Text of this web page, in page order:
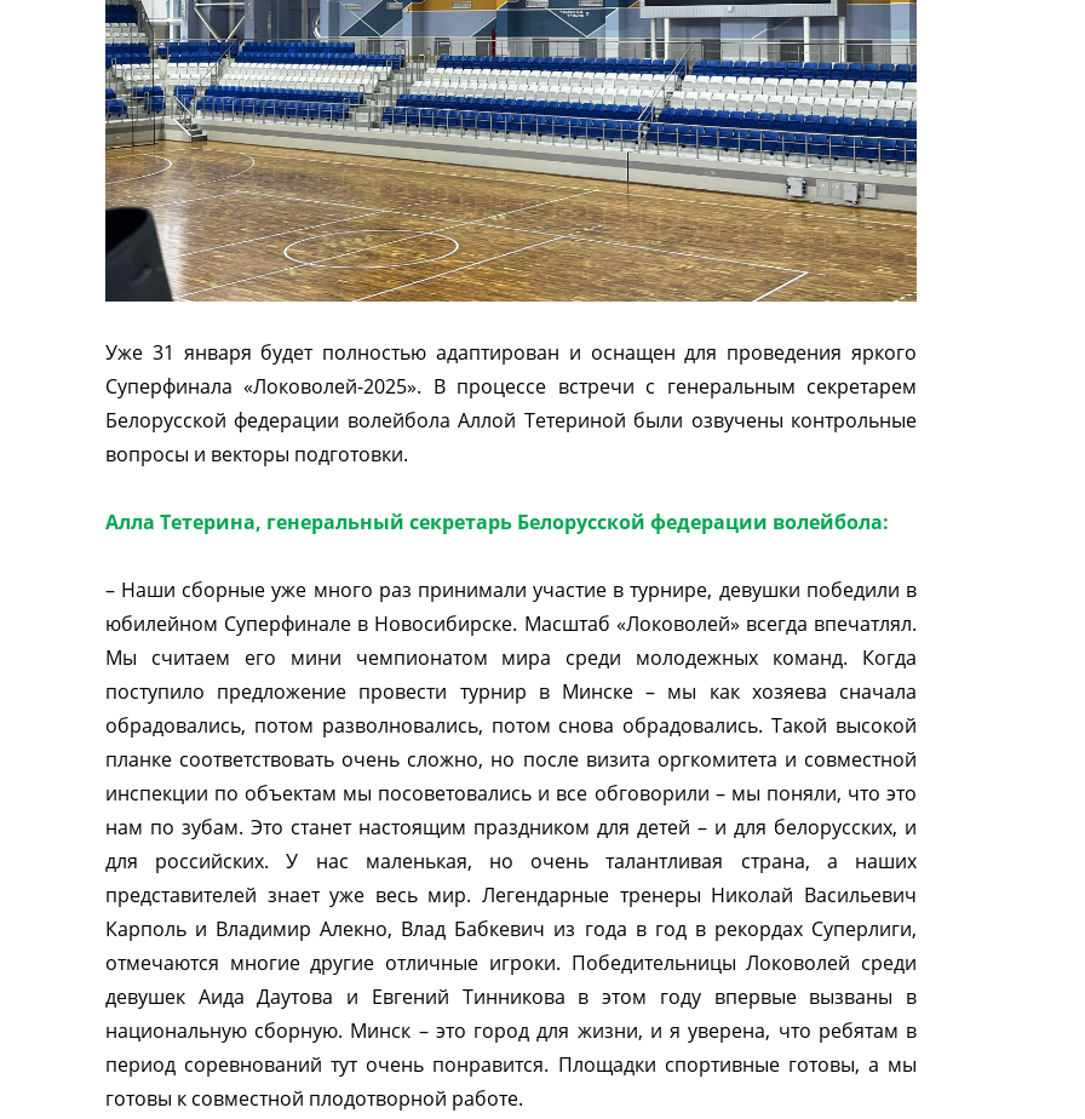
Уже 31 января будет полностью адаптирован и оснащен для проведения яркого
Суперфинала «Локоволей-2025». В процессе встречи с генеральным секретарем
Белорусской федерации волейбола Аллой Тетериной были озвучены контрольные
вопросы и векторы подготовки.
Алла Тетерина, генеральный секретарь Белорусской федерации волейбола:
– Наши сборные уже много раз принимали участие в турнире, девушки победили в
юбилейном Суперфинале в Новосибирске. Масштаб «Локоволей» всегда впечатлял.
Мы считаем его мини чемпионатом мира среди молодежных команд. Когда
поступило предложение провести турнир в Минске – мы как хозяева сначала
обрадовались, потом разволновались, потом снова обрадовались. Такой высокой
планке соответствовать очень сложно, но после визита оргкомитета и совместной
инспекции по объектам мы посоветовались и все обговорили – мы поняли, что это
нам по зубам. Это станет настоящим праздником для детей – и для белорусских, и
для российских. У нас маленькая, но очень талантливая страна, а наших
представителей знает уже весь мир. Легендарные тренеры Николай Васильевич
Карполь и Владимир Алекно, Влад Бабкевич из года в год в рекордах Суперлиги,
отмечаются многие другие отличные игроки. Победительницы Локоволей среди
девушек Аида Даутова и Евгений Тинникова в этом году впервые вызваны в
национальную сборную. Минск – это город для жизни, и я уверена, что ребятам в
период соревнований тут очень понравится. Площадки спортивные готовы, а мы
готовы к совместной плодотворной работе.